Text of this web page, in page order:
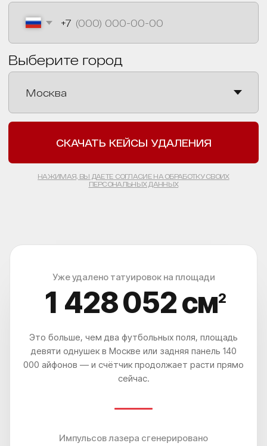
Уже удалено татуировок на площади
1 428 057см2
Это больше, чем два футбольных поля, площадь
девяти однушек в Москве или задняя панель 140
000 айфонов — и счётчик продолжает расти прямо
сейчас.
Импульсов лазера сгенерировано
ЛЮДИ УДАЛЯЮТ
ТАТУ И ТАТУАЖ В
НАШЕЙ КЛИНИКЕ
PICOSURE PRO, PICOPLUS (3 ШТ) LUTRONIC
SPECTRA И CO₂ DEKA SMARTXIDE²
НАЖИМАЯ, ВЫ ДАЕТЕ СОГЛАСИЕ НА ОБРАБОТКУ СВОИХ
ПЕРСОНАЛЬНЫХ ДАННЫХ
+7
ЧТО? ГДЕ? КАК?
КАК ДО НАС
ДОБРАТЬСЯ?